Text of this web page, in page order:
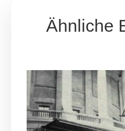
Ähnliche